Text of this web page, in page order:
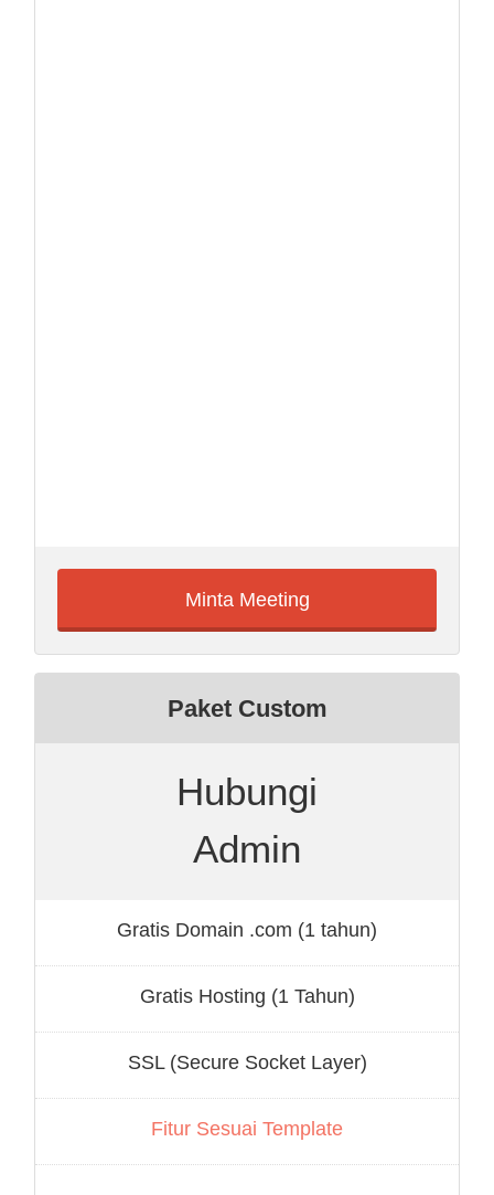
Minta Meeting
Paket Custom
Hubungi
Admin
Gratis Domain .com (1 tahun)
Gratis Hosting (1 Tahun)
SSL (Secure Socket Layer)
Fitur Sesuai Template